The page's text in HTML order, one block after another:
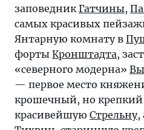
заповедник Гатчины,
самых красивых
Янтарную комнату в
форты Кронштадта,
«северного модерна»
— первое место
крошечный, но крепкий
красивейшую Стрельну,